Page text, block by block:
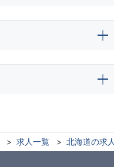
求人一覧 北海道の求